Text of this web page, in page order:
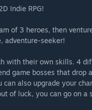
Indie RPG!
of 3 heroes, then
adventure-seeker!
with their own skills. 4
game bosses that
can also upgrade your
of luck, you can go on a